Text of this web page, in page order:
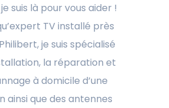
suis là pour vous aider !
TV installé près
je suis spécialisé
la réparation et
à domicile d’une
ainsi que des antennes